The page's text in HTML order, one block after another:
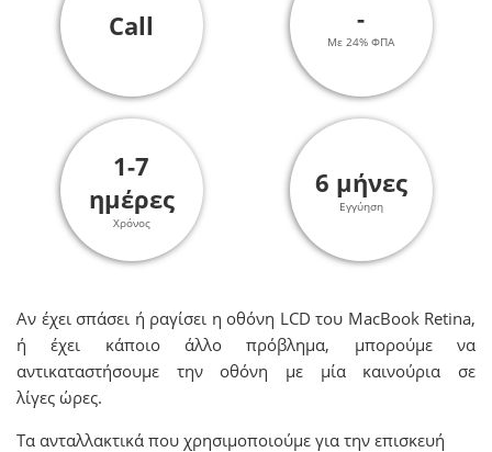
Call -
Με 24% ΦΠΑ
1-7
ημέρες
Χρόνος
6 μήνες
Εγγύηση
Αν έχει σπάσει ή ραγίσει η οθόνη LCD του MacBook Retina,
ή έχει κάποιο άλλο πρόβλημα, μπορούμε να
αντικαταστήσουμε την οθόνη με μία καινούρια σε
λίγες ώρες.
Τα ανταλλακτικά που χρησιμοποιούμε για την επισκευή